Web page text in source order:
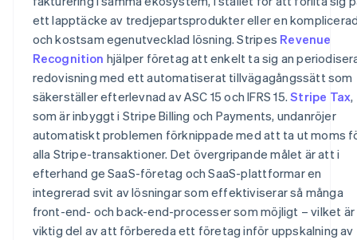
ett lapptäcke av tredjepartsprodukter eller en
och kostsam egenutvecklad lösning. Stripes Revenue
Recognition hjälper företag att enkelt ta sig an
redovisning med ett automatiserat tillvägagångssätt som
säkerställer efterlevnad av ASC 15 och IFRS 15.Stripe Tax,
som är inbyggt i Stripe Billing och Payments, undanröjer
automatiskt problemen förknippade med att ta ut moms
alla Stripe-transaktioner. Det övergripande målet är att i
efterhand ge SaaS-företag och SaaS-plattformar en
integrerad svit av lösningar som effektiviserar så många
front-end- och back-end-processer som möjligt – vilket är
viktig del av att förbereda ett företag inför uppskalning av